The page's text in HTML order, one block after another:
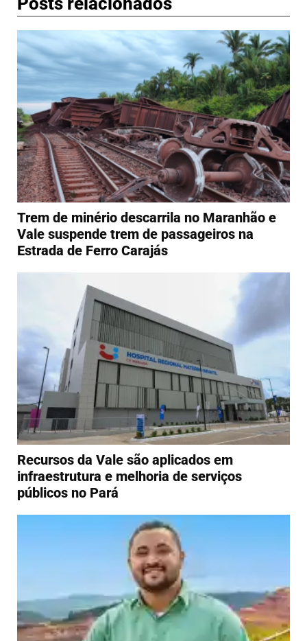
Trem de minério descarrila no Maranhão e
Vale suspende trem de passageiros na
Estrada de Ferro Carajás
Recursos da Vale são aplicados em
infraestrutura e melhoria de serviços
públicos no Pará